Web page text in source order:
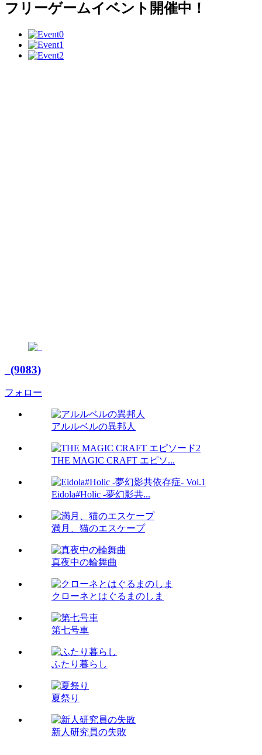
フリーゲームイベント開催中！
_(9083)
フォロー
アルルベルの異邦人
THE MAGIC CRAFT エピソ...
Eidola#Holic -夢幻影共...
満月、猫のエスケープ
真夜中の輪舞曲
クローネとはぐるまのしま
第七号車
ふたり暮らし
夏祭り
新人研究員の失敗